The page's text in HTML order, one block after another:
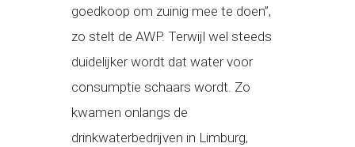
goedkoop om zuinig mee te doen”,
zo stelt de AWP. Terwijl wel steeds
duidelijker wordt dat water voor
consumptie schaars wordt. Zo
kwamen onlangs de
drinkwaterbedrijven in Limburg,